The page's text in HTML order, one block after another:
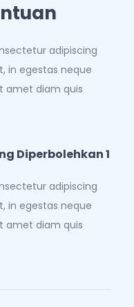
adipiscing
in egestas neque
amet diam quis
Diperbolehkan 1
adipiscing
in egestas neque
amet diam quis